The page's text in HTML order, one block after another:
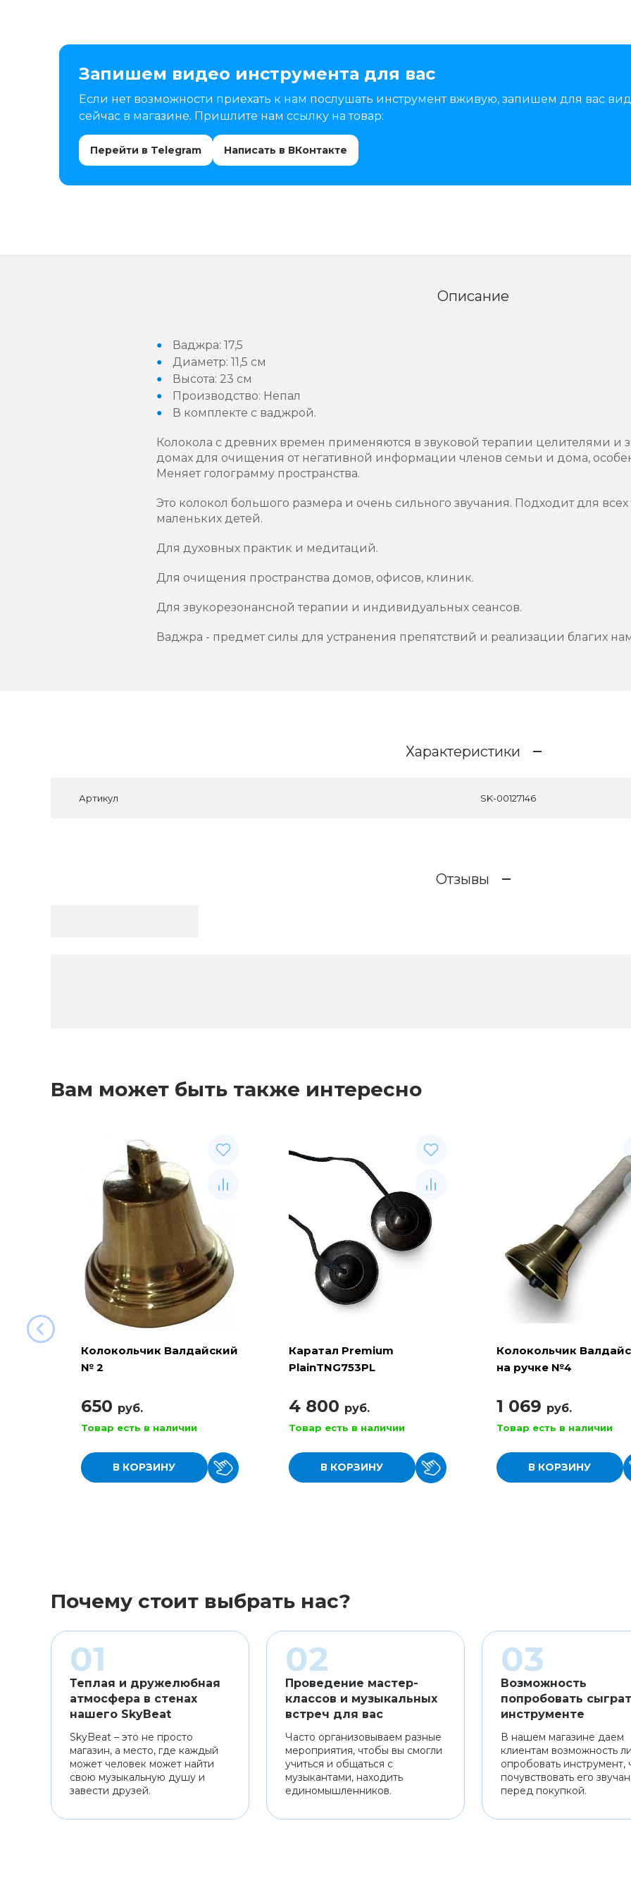
Запишем видео инструмента для вас
Если нет возможности приехать к нам послушать инструмент вживую, запишем для вас
сейчас в магазине. Пришлите нам ссылку на товар:
Перейти в Telegram Написать в ВКонтакте
Описание
Ваджра: 17,5
Диаметр: 11,5 см
Высота: 23 см
Производство: Непал
В комплекте с ваджрой.
Колокола с древних времен применяются в звуковой терапии целителями и
домах для очищения от негативной информации членов семьи и дома,
Меняет голограмму пространства.
Это колокол большого размера и очень сильного звучания. Подходит для
маленьких детей.
Для духовных практик и медитаций.
Для очищения пространства домов, офисов, клиник.
Для звукорезонансной терапии и индивидуальных сеансов.
Ваджра - предмет силы для устранения препятствий и реализации благих
Характеристики
Артикул SK-00127146
Отзывы
Вам может быть также интересно
Колокольчик Валдайский
№ 2
650 руб.
Товар есть в наличии
В КОРЗИНУ
Каратал Premium
PlainTNG753PL
4 800 руб.
Товар есть в наличии
В КОРЗИНУ
Колокольчик
на ручке №4
1 069 руб.
Товар есть в наличии
В КОРЗИНУ
Почему стоит выбрать нас?
Теплая и дружелюбная
атмосфера в стенах
нашего SkyBeat
SkyBeat – это не просто
магазин, а место, где каждый
может человек может найти
свою музыкальную душу и
завести друзей.
Проведение мастер-
классов и музыкальных
встреч для вас
Часто организовываем разные
мероприятия, чтобы вы смогли
учиться и общаться с
музыкантами, находить
единомышленников.
Возможность
попробовать
инструменте
В нашем магазине даем
клиентам возможность
опробовать инструмент,
почувствовать его
перед покупкой.